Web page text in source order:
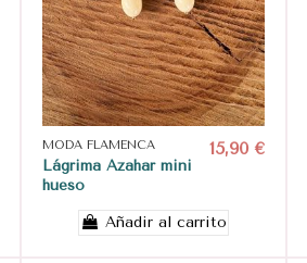
MODA FLAMENCA
Lágrima Azahar mini
hueso
15,90 €
Añadir al carrito